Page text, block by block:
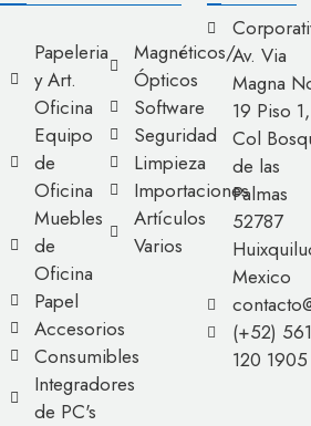
Papeleria
y Art.
Oficina
Equipo
de
Oficina
Muebles
de
Oficina
Papel
Accesorios
Consumibles
Integradores
de PC's
Magnéticos/
Ópticos
Software
Seguridad
Limpieza
Importaciones
Artículos
Varios
Av. Via
Magna
19 Piso 1,
Col
de las
Palmas
52787
Mexico
(+52) 561
120 1905